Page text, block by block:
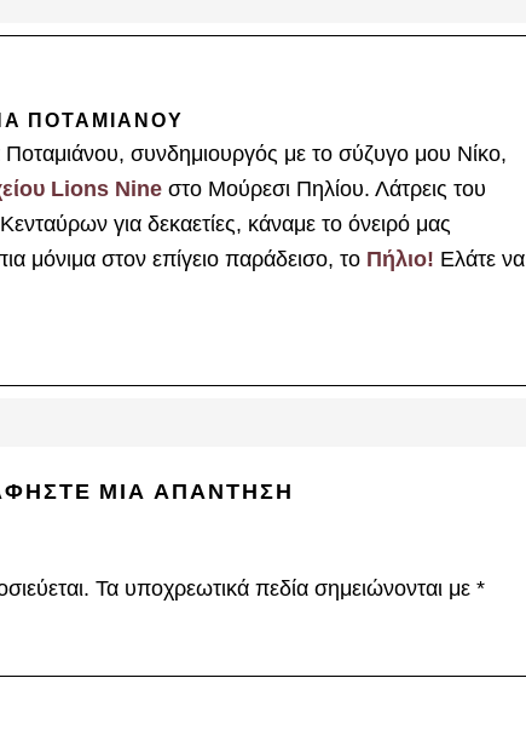
ΠΟΤΑΜΙΑΝΟΥ
Ποταμιάνου, συνδημιουργός με το σύζυγο μου Νίκο,
Lions Nine στο Μούρεσι Πηλίου. Λάτρεις του
για δεκαετίες, κάναμε το όνειρό μας
μόνιμα στον επίγειο παράδεισο, το Πήλιο! Ελάτε να
ΜΙΑ ΑΠΆΝΤΗΣΗ
Τα υποχρεωτικά πεδία σημειώνονται με *